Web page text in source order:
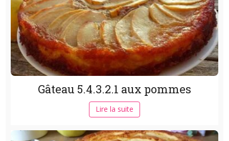
Gâteau 5.4.3.2.1 aux pommes
Lire la suite